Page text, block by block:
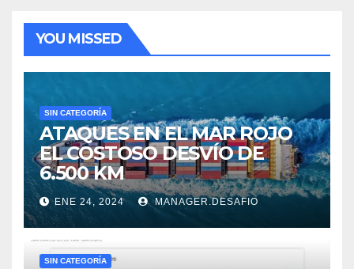
YOU MISSED
SIN CATEGORÍA
ATAQUES EN EL MAR ROJO
EL COSTOSO DESVÍO DE
6.500 KM
ENE 24, 2024 MANAGER.DESAFIO
SIN CATEGORÍA